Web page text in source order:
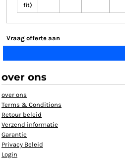
fit)
Vraag offerte aan
over ons
over ons
Terms & Conditions
Retour beleid
Verzend informatie
Garantie
Privacy Beleid
Login